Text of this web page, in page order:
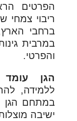
הפרטים
ריבוי צמחי
ברחבי
במרבית
והפרטי.
הגן עומד
ללמידה,
במתחם הגן
ישיבה